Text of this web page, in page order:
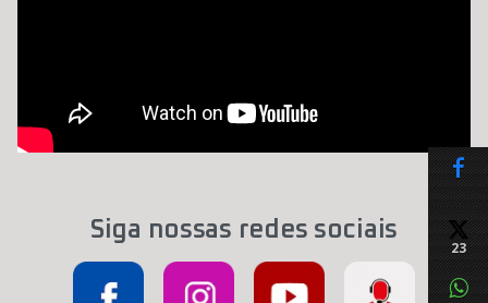
Siga nossas redes sociais
23